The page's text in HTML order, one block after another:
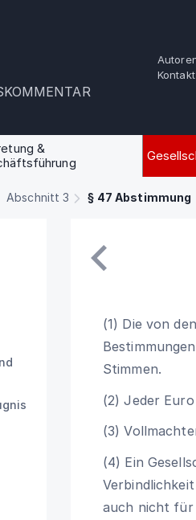
Kontakt
&
Abschnitt 3 § 47 Abstimmung
(1) Die von
Stimmen.
(2) Jeder
(3)
(4) Ein
auch nicht für